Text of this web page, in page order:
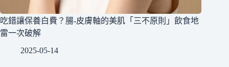
吃錯讓保養白費？腸-皮膚軸的美肌「三不原則」飲食地
雷一次破解
2025-05-14